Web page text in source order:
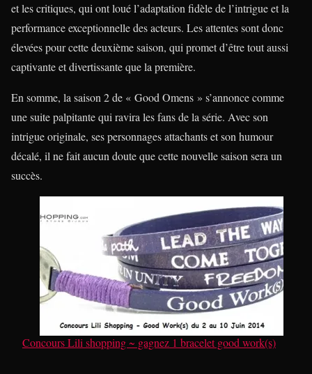
et les critiques, qui ont loué l’adaptation fidèle de l’intrigue et la
performance exceptionnelle des acteurs. Les attentes sont donc
élevées pour cette deuxième saison, qui promet d’être tout aussi
captivante et divertissante que la première.
En somme, la saison 2 de « Good Omens » s’annonce comme
une suite palpitante qui ravira les fans de la série. Avec son
intrigue originale, ses personnages attachants et son humour
décalé, il ne fait aucun doute que cette nouvelle saison sera un
succès.
Concours Lili shopping ~ gagnez 1 bracelet good work(s)